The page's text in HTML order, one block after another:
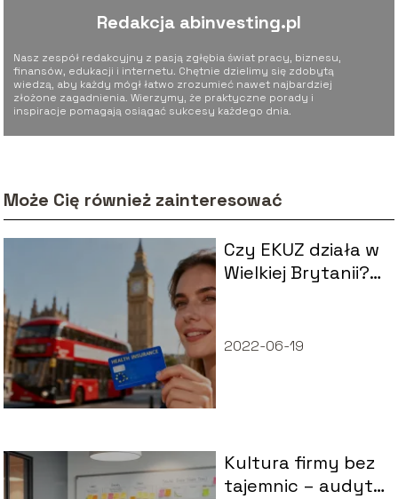
Redakcja abinvesting.pl
Nasz zespół redakcyjny z pasją zgłębia świat pracy, biznesu,
finansów, edukacji i internetu. Chętnie dzielimy się zdobytą
wiedzą, aby każdy mógł łatwo zrozumieć nawet najbardziej
złożone zagadnienia. Wierzymy, że praktyczne porady i
inspiracje pomagają osiągać sukcesy każdego dnia.
Może Cię również zainteresować
Czy EKUZ działa w
Wielkiej Brytanii?
2022-06-19
Kultura firmy bez
tajemnic – audyt,